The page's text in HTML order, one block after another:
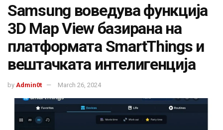
Samsung воведува функција
3D Map View базирана на
платформата SmartThings и
вештачката интелигенција
by Admin0t March 26, 2024